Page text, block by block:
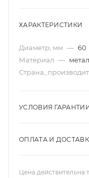
ХАРАКТЕРИСТИКИ
Диаметр, мм — 60
Материал —
УСЛОВИЯ
ОПЛАТА И
Цена действительна